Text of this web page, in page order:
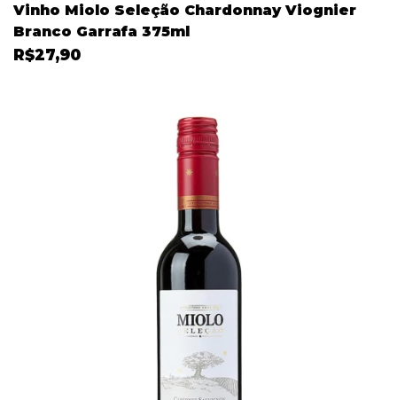
Vinho Miolo Seleção Chardonnay Viognier
Branco Garrafa 375ml
R$27,90